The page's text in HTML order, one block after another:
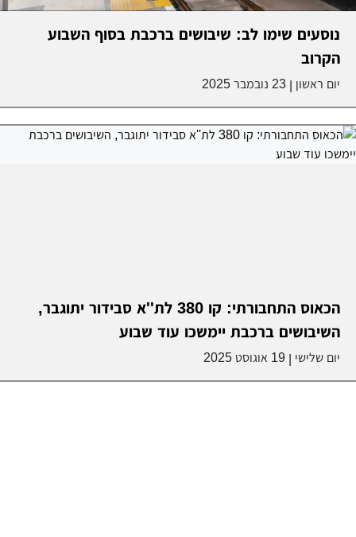
נוסעים שימו לב: שיבושים ברכבת בסוף השבוע
הקרוב
יום ראשון 23 נובמבר 2025
הכאוס התחבורתי: קו 380 לת''א סבידור יתוגבר,
השיבושים ברכבת יימשכו עוד שבוע
יום שלישי 19 אוגוסט 2025